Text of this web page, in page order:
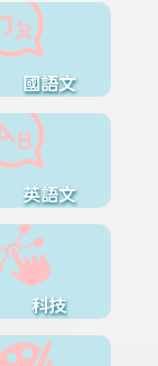
國語文
英語文
科技